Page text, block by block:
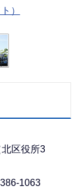
）
区役所3
1063